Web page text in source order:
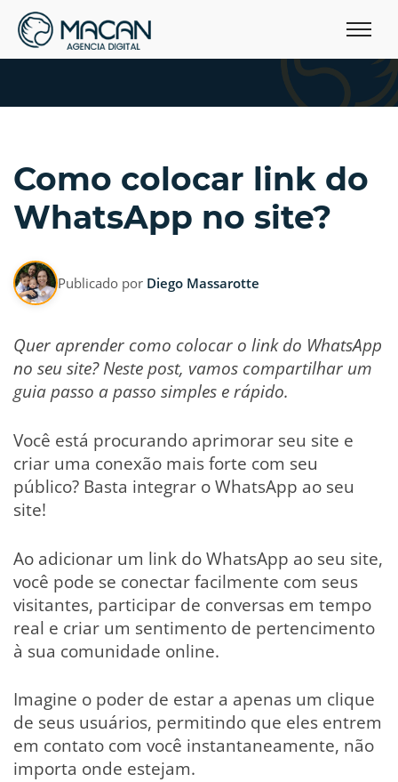
Como colocar link do
WhatsApp no site?
Publicado por Diego Massarotte
Quer aprender como colocar o link do WhatsApp
no seu site? Neste post, vamos compartilhar um
guia passo a passo simples e rápido.
Você está procurando aprimorar seu site e
criar uma conexão mais forte com seu
público? Basta integrar o WhatsApp ao seu
site!
Ao adicionar um link do WhatsApp ao seu site,
você pode se conectar facilmente com seus
visitantes, participar de conversas em tempo
real e criar um sentimento de pertencimento
à sua comunidade online.
Imagine o poder de estar a apenas um clique
de seus usuários, permitindo que eles entrem
em contato com você instantaneamente, não
importa onde estejam.